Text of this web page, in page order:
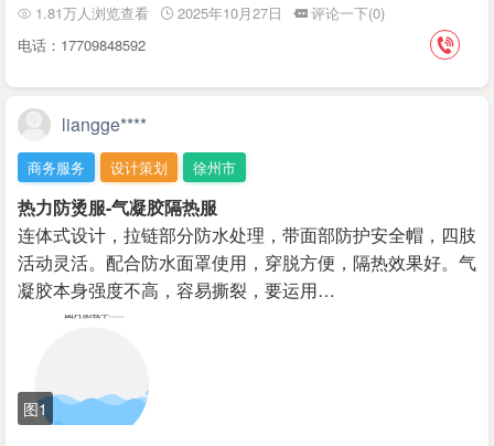
1.81万人浏览查看 2025年10月27日
评论一下(0)
电话：17709848592
liangge****
商务服务 设计策划 徐州市
热力防烫服-气凝胶隔热服
连体式设计，拉链部分防水处理，带面部防护安全帽，四肢
活动灵活。配合防水面罩使用，穿脱方便，隔热效果好。气
凝胶本身强度不高，容易撕裂，要运用…
图1